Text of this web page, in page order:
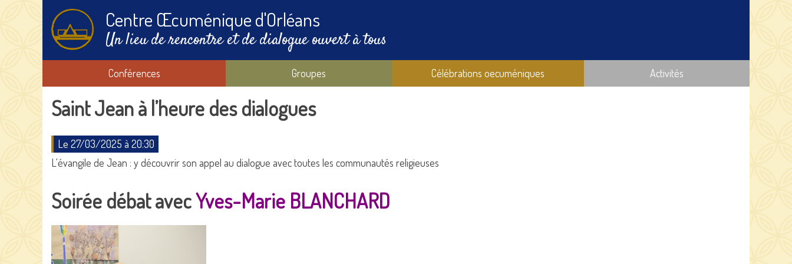
Centre Œcuménique d'Orléans
Un lieu de rencontre et de dialogue ouvert à tous
Conférences Groupes Célébrations oecuméniques Activités
Saint Jean à l’heure des dialogues
Le 27/03/2025 à 20:30
L'évangile de Jean : y découvrir son appel au dialogue avec toutes les communautés religieuses
Soirée débat avecYves-Marie BLANCHARD